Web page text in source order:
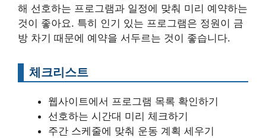
해 선호하는 프로그램과 일정에 맞춰 미리 예약하는
것이 좋아요. 특히 인기 있는 프로그램은 정원이 금
방 차기 때문에 예약을 서두르는 것이 좋습니다.
체크리스트
웹사이트에서 프로그램 목록 확인하기
선호하는 시간대 미리 체크하기
주간 스케줄에 맞춰 운동 계획 세우기